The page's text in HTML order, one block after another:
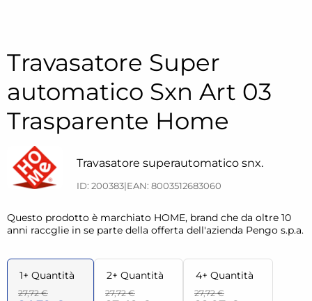
Travasatore Super
automatico Sxn Art 03
Trasparente Home
Travasatore superautomatico snx.
ID: 200383|EAN: 8003512683060
Questo prodotto è marchiato HOME, brand che da oltre 10
anni raccglie in se parte della offerta dell'azienda Pengo s.p.a.
1+ Quantità
27,72 €
2+ Quantità
27,72 €
4+ Quantità
27,72 €